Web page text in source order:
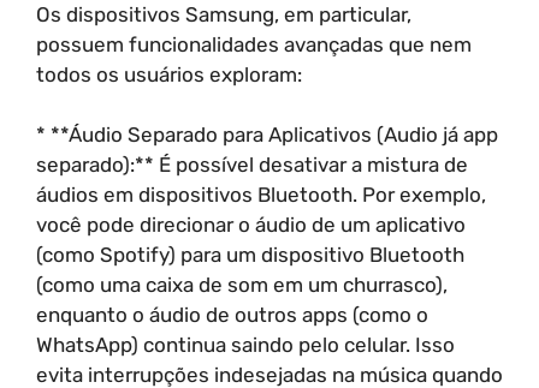
Os dispositivos Samsung, em particular,
possuem funcionalidades avançadas que nem
todos os usuários exploram:
* **Áudio Separado para Aplicativos (Audio já app
separado):** É possível desativar a mistura de
áudios em dispositivos Bluetooth. Por exemplo,
você pode direcionar o áudio de um aplicativo
(como Spotify) para um dispositivo Bluetooth
(como uma caixa de som em um churrasco),
enquanto o áudio de outros apps (como o
WhatsApp) continua saindo pelo celular. Isso
evita interrupções indesejadas na música quando